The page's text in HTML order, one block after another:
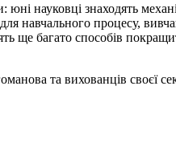
науковці знаходять
навчального процесу,
ще багато способів
та вихованців своєї